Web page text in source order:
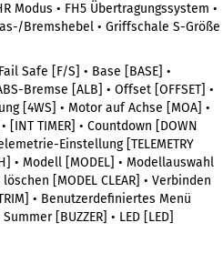
Modus • FH5 Übertragungssystem •
Bremshebel • Griffschale S-Größe
Safe [F/S] • Base [BASE] •
Bremse [ALB] • Offset [OFFSET] •
[4WS] • Motor auf Achse [MOA] •
[INT TIMER] • Countdown [DOWN
Einstellung [TELEMETRY
• Modell [MODEL] • Modellauswahl
[MODEL CLEAR] • Verbinden
• Benutzerdefiniertes Menü
[BUZZER] • LED [LED]